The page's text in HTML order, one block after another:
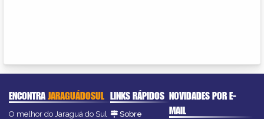
ENCONTRAJARAGUÁDOSUL
O melhor do Jaraguá do Sul
LINKS RÁPIDOS
Sobre
NOVIDADES POR E-
MAIL